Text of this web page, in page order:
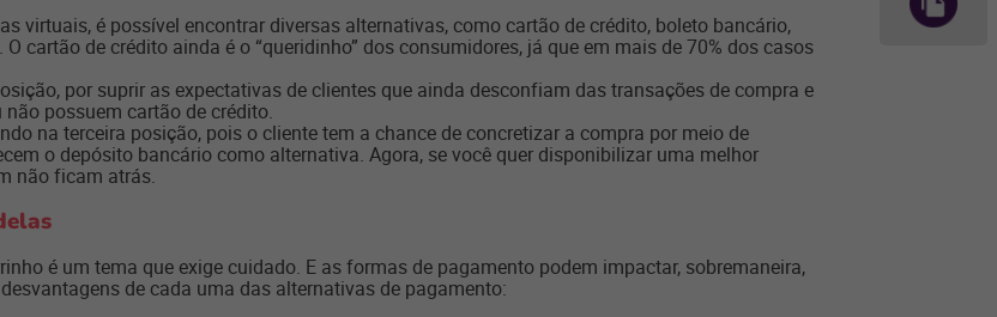
virtuais, é possível encontrar diversas alternativas, como cartão de crédito, boleto bancário,
cartão de crédito ainda é o “queridinho” dos consumidores, já que em mais de 70% dos casos
por suprir as expectativas de clientes que ainda desconfiam das transações de compra e
possuem cartão de crédito.
na terceira posição, pois o cliente tem a chance de concretizar a compra por meio de
o depósito bancário como alternativa. Agora, se você quer disponibilizar uma melhor
não ficam atrás.
é um tema que exige cuidado. E as formas de pagamento podem impactar, sobremaneira,
de cada uma das alternativas de pagamento: